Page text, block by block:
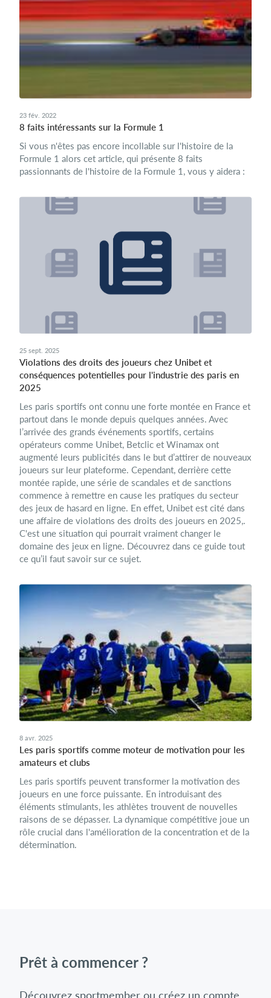
23 fév. 2022
8 faits intéressants sur la Formule 1
Si vous n'êtes pas encore incollable sur l'histoire de la
Formule 1 alors cet article, qui présente 8 faits
passionnants de l'histoire de la Formule 1, vous y aidera :
25 sept. 2025
Violations des droits des joueurs chez Unibet et
conséquences potentielles pour l'industrie des paris en
2025
Les paris sportifs ont connu une forte montée en France et
partout dans le monde depuis quelques années. Avec
l’arrivée des grands événements sportifs, certains
opérateurs comme Unibet, Betclic et Winamax ont
augmenté leurs publicités dans le but d’attirer de nouveaux
joueurs sur leur plateforme. Cependant, derrière cette͏
montée rapide, une série de scandales et de sanctions
commence à remettre en cause les pratiques du secteur
des jeux de hasard en ligne. En effet, Unibe͏t est cité dans
une affaire de violations des droits des joueurs en 20͏25,.
C'est une si͏tuation qui pourrai͏t vraiment changer le
domaine des jeux en ligne. Découvrez dans ce guide tout
ce qu’il faut savoir sur ce sujet.
8 avr. 2025
Les paris sportifs comme moteur de motivation pour les
amateurs et clubs
Les paris sportifs peuvent transformer la motivation des
joueurs en une force puissante. En introduisant des
éléments stimulants, les athlètes trouvent de nouvelles
raisons de se dépasser. La dynamique compétitive joue un
rôle crucial dans l'amélioration de la concentration et de la
détermination.
Prêt à commencer ?
Découvrez sportmember ou créez un compte